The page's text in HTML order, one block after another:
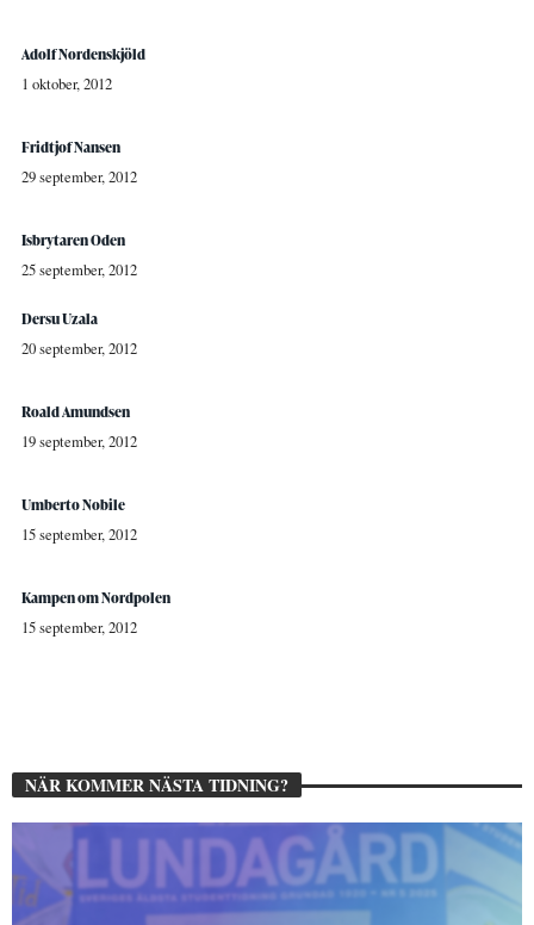
Adolf Nordenskjöld
1 oktober, 2012
Fridtjof Nansen
29 september, 2012
Isbrytaren Oden
25 september, 2012
Dersu Uzala
20 september, 2012
Roald Amundsen
19 september, 2012
Umberto Nobile
15 september, 2012
Kampen om Nordpolen
15 september, 2012
NÄR KOMMER NÄSTA TIDNING?